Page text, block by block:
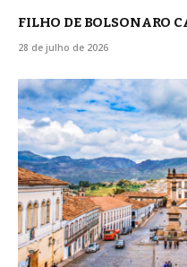
FILHO DE BOLSONARO
28 de julho de 2026